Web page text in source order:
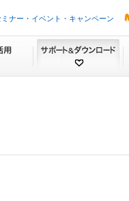
ミナー・イベント・キャンペーン